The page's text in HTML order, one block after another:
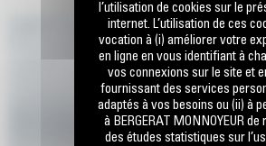
Augmentez vos performances de coupe avec
intercalaires coniques qui réduisent le
La tige de vérin est entièrement protégée à
afin de réduire le temps d'immobilisation et
d'endommagement tout en offrant une
meilleure visibilité.
l’utilisation de cookies sur le
internet. L’utilisation de ces
vocation à (i) améliorer votre
en ligne en vous identifiant à
vos connexions sur le site et
fournissant des services
adaptés à vos besoins ou (ii) à
à BERGERAT MONNOYEUR de
des études statistiques sur